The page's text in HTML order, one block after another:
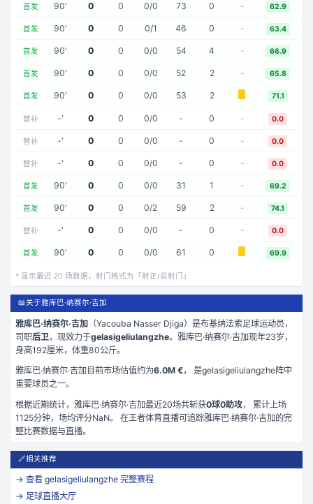
首发 90' 0 0 0/0 73 0 - 62.9
首发 90' 0 0 0/1 46 0 - 63.4
首发 90' 0 0 0/0 54 4 - 66.9
首发 90' 0 0 0/0 52 2 - 65.8
首发 90' 0 0 0/0 53 2 71.1
替补 -' 0 0 0/0 - 0 - 0.0
替补 -' 0 0 0/0 - 0 - 0.0
替补 -' 0 0 0/0 - 0 - 0.0
首发 90' 0 0 0/0 31 1 - 69.2
首发 90' 0 0 0/2 59 2 - 74.1
替补 -' 0 0 0/0 - 0 - 0.0
首发 90' 0 0 0/0 61 0 69.9
* 显示最近 20 场数据，射门格式为「射正/总射门」
📖关于雅库巴·纳赛尔·吉加
雅库巴·纳赛尔·吉加 （Yacouba Nasser Djiga）是布基纳法索足球运动员，
司职后卫 ，现效力于gelasigeliulangzhe。 雅库巴·纳赛尔·吉加现年23岁 ，
身高192厘米，体重80公斤。
雅库巴·纳赛尔·吉加目前市场估值约为6.0M €， 是gelasigeliulangzhe阵中
重要球员之一。
根据近期统计， 雅库巴·纳赛尔·吉加最近20场共斩获0球0助攻， 累计上场
1125分钟，场均评分NaN。 在王者体育直播可追踪雅库巴·纳赛尔·吉加的完
整比赛数据与直播。
🔗相关推荐
→ 查看 gelasigeliulangzhe 完整赛程
→ 足球直播大厅